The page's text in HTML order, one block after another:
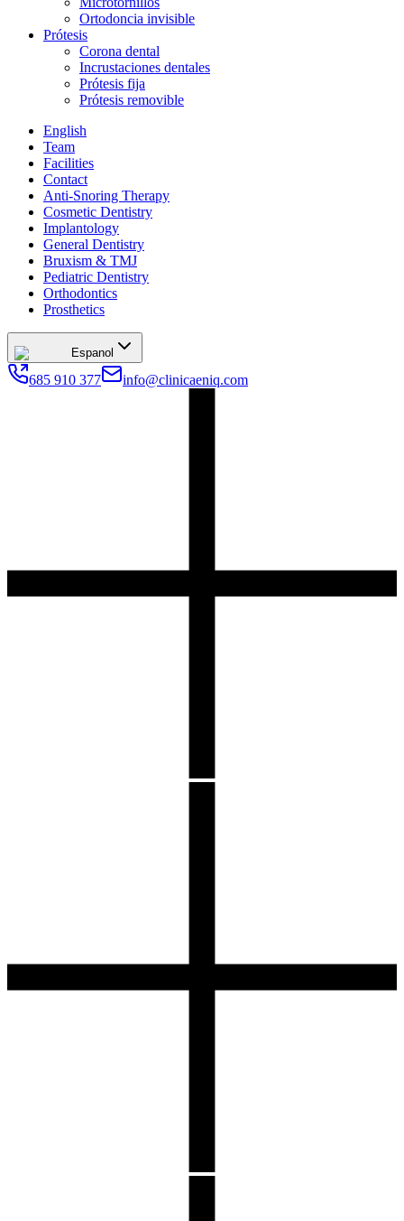
Ortodoncia invisible
Prótesis
Corona dental
Incrustaciones dentales
Prótesis fija
Prótesis removible
English
Team
Facilities
Contact
Anti-Snoring Therapy
Cosmetic Dentistry
Implantology
General Dentistry
Bruxism & TMJ
Pediatric Dentistry
Orthodontics
Prosthetics
Espanol
685 910 377 info@clinicaeniq.com